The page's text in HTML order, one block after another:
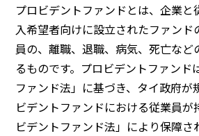
プロビデントファンドとは、企業と
入希望者向けに設立されたファンド
員の、離職、退職、病気、死亡など
るものです。プロビデントファンド
ファンド法」に基づき、タイ政府が
ビデントファンドにおける従業員が
ビデントファンド法」により保障さ